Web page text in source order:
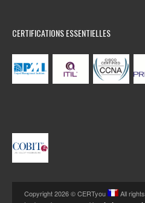
CERTIFICATIONS ESSENTIELLES
Copyright 2026 © CERTyou
All